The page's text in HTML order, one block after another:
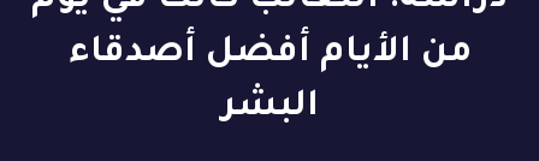
من الأيام أفضل أصدقاء
البشر